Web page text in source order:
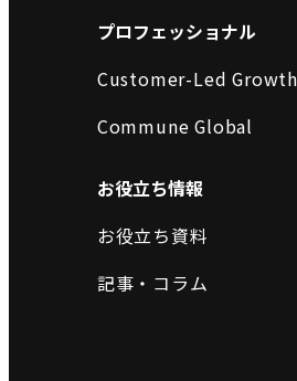
プロフェッショナル
Customer-Led
Commune Global
お役立ち情報
お役立ち資料
記事・コラム